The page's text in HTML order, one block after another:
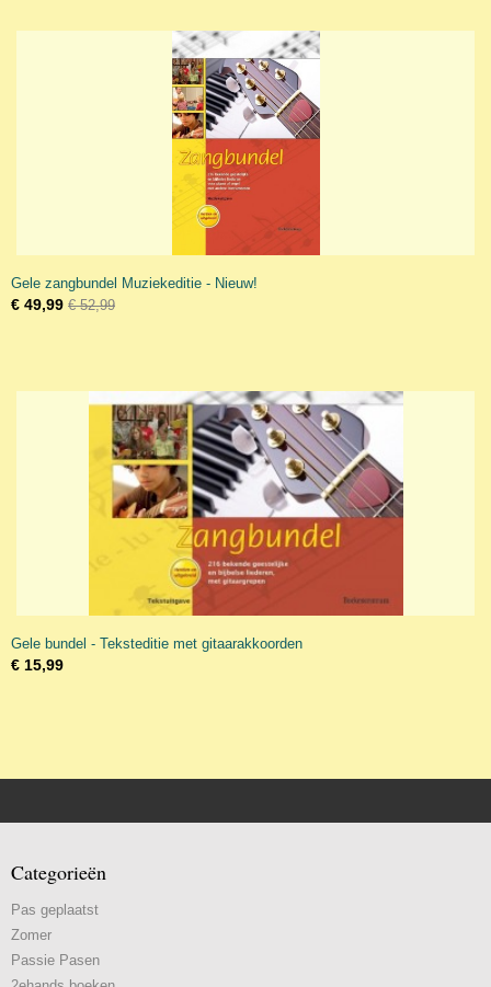
Gele zangbundel Muziekeditie - Nieuw!
€ 49,99 € 52,99
Gele bundel - Teksteditie met gitaarakkoorden
€ 15,99
Categorieën
Pas geplaatst
Zomer
Passie Pasen